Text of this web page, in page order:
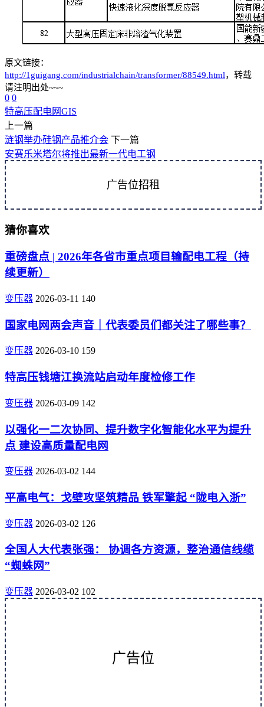
原文链接：
http://1guigang.com/industrialchain/transformer/88549.html，转载
请注明出处~~~
0 0
特高压配电网GIS
上一篇
涟钢举办硅钢产品推介会 下一篇
安赛乐米塔尔将推出最新一代电工钢
广告位招租
猜你喜欢
重磅盘点 | 2026年各省市重点项目输配电工程（持
续更新）
变压器 2026-03-11 140
国家电网两会声音｜代表委员们都关注了哪些事？
变压器 2026-03-10 159
特高压钱塘江换流站启动年度检修工作
变压器 2026-03-09 142
以强化一二次协同、提升数字化智能化水平为提升
点 建设高质量配电网
变压器 2026-03-02 144
平高电气：戈壁攻坚筑精品 铁军擎起 “陇电入浙”
变压器 2026-03-02 126
全国人大代表张强： 协调各方资源，整治通信线缆
“蜘蛛网”
变压器 2026-03-02 102
广告位